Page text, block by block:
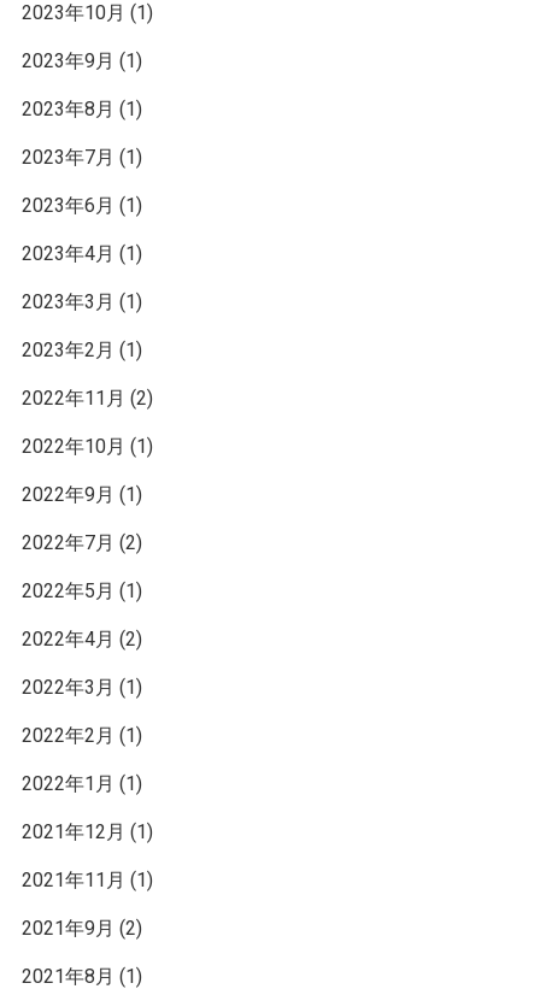
2023年10月 (1)
2023年9月 (1)
2023年8月 (1)
2023年7月 (1)
2023年6月 (1)
2023年4月 (1)
2023年3月 (1)
2023年2月 (1)
2022年11月 (2)
2022年10月 (1)
2022年9月 (1)
2022年7月 (2)
2022年5月 (1)
2022年4月 (2)
2022年3月 (1)
2022年2月 (1)
2022年1月 (1)
2021年12月 (1)
2021年11月 (1)
2021年9月 (2)
2021年8月 (1)